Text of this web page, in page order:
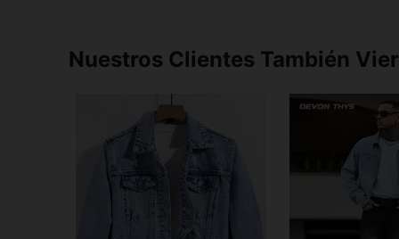
Nuestros Clientes También